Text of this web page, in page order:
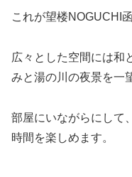
これが望楼NOGUCHI
広々とした空間には和
みと湯の川の夜景を一
部屋にいながらにして
時間を楽しめます。